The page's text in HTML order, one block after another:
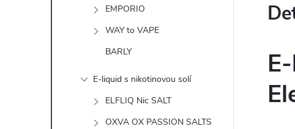
EMPORIO
WAY to VAPE
BARLY
E-liquid s nikotinovou solí
ELFLIQ Nic SALT
OXVA OX PASSION SALTS